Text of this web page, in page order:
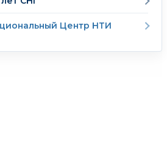
Центр НТИ